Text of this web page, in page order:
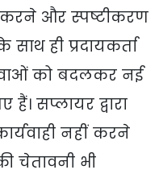
करने और स्पष्टीकरण
ही प्रदायकर्ता
को बदलकर नई
सप्लायर द्वारा
नहीं करने
चेतावनी भी